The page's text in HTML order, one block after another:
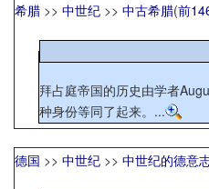
希腊 >> 中世纪 >> 中古希腊(前
拜占庭帝国的历史由学者
种身份等同了起来。...
德国 >> 中世纪 >> 中世纪的德意